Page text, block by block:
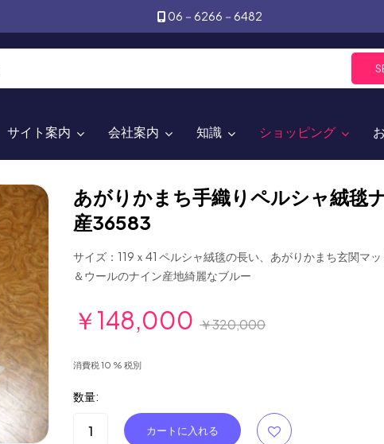
06－6266－6482
サイト案内 会社案内 知識 ショッピング
あがりかまち手織りペルシャ絨毯
産36583
サイズ：119ｘ41 ペルシャ絨毯の長い、あがりかまち玄関マ
＆ウールのナイン産地綺麗なブルー
￥148,000 ￥320,000
消費税 10 % 税別
数量: